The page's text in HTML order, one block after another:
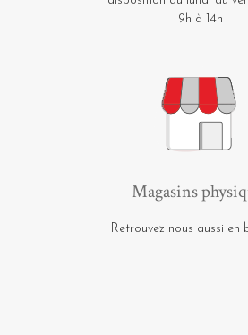
9h à 14h
Magasins
Retrouvez nous aussi en